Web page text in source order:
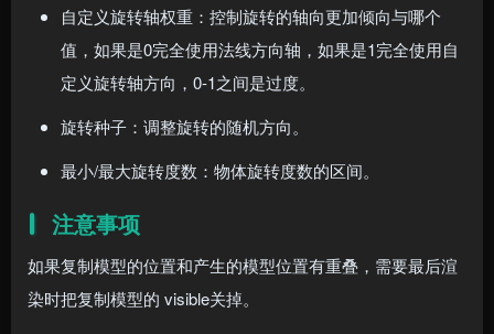
自定义旋转轴权重：控制旋转的轴向更加倾向与哪个
值，如果是0完全使用法线方向轴，如果是1完全使用自
定义旋转轴方向，0-1之间是过度。
旋转种子：调整旋转的随机方向。
最小/最大旋转度数：物体旋转度数的区间。
注意事项
如果复制模型的位置和产生的模型位置有重叠，需要最后渲
染时把复制模型的 visible关掉。